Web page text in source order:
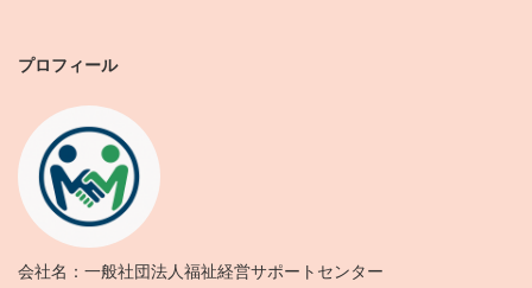
プロフィール
会社名：一般社団法人福祉経営サポートセンター